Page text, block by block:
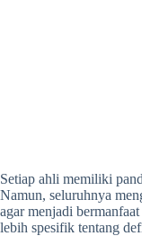
Setiap ahli memiliki
Namun, seluruhnya
agar menjadi
lebih spesifik tentang